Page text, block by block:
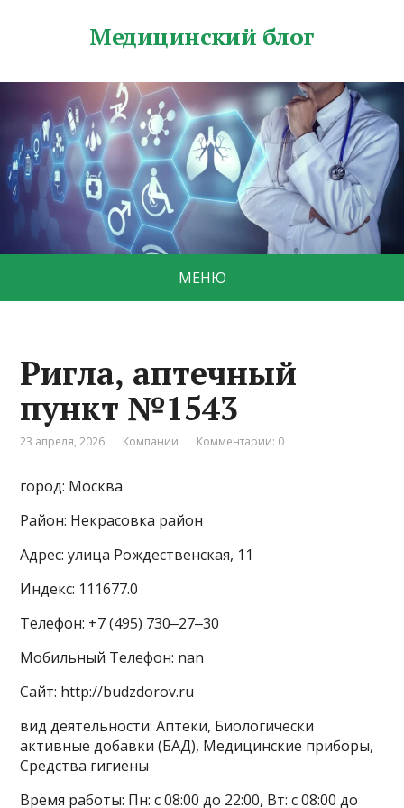
Медицинский блог
МЕНЮ
Ригла, аптечный
пункт №1543
23 апреля, 2026 Компании Комментарии: 0
город: Москва
Район: Некрасовка район
Адрес: улица Рождественская, 11
Индекс: 111677.0
Телефон: +7 (495) 730‒27‒30
Мобильный Телефон: nan
Сайт: http://budzdorov.ru
вид деятельности: Аптеки, Биологически
активные добавки (БАД), Медицинские приборы,
Средства гигиены
Время работы: Пн: с 08:00 до 22:00, Вт: с 08:00 до